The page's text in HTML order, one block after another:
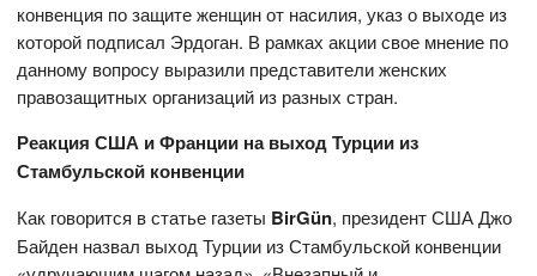
конвенция по защите женщин от насилия, указ о выходе из
которой подписал Эрдоган. В рамках акции свое мнение по
данному вопросу выразили представители женских
правозащитных организаций из разных стран.
Реакция США и Франции на выход Турции из
Стамбульской конвенции
Как говорится в статье газеты BirGün, президент США Джо
Байден назвал выход Турции из Стамбульской конвенции